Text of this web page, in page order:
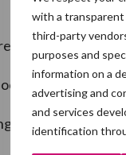
with a
third-party
purposes and
information on a
advertising and
and services
identification
Instagram,
(Word, Excel)